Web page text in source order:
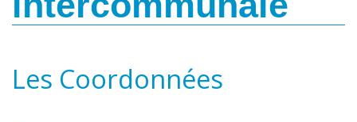
Les Coordonnées